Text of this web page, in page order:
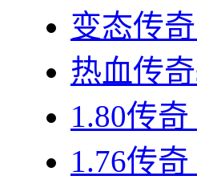
变态传奇
热血传
1.80传奇
1.76传奇